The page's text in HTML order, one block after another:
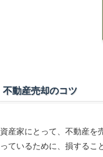
不動産売却のコツ
資産家にとって、不動産を
っているために、損するこ